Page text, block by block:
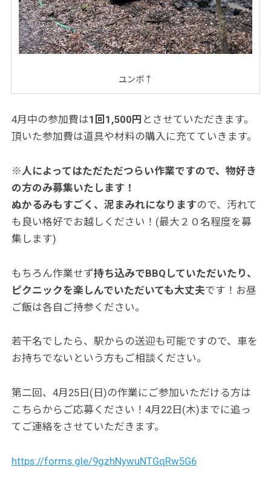
ユンボ↑
4月中の参加費は1回1,500円 とさせていただきます。
頂いた参加費は道具や材料の購入に充てていきます。
※人によってはただただつらい作業ですので、物好き
の方のみ募集いたします！
ぬかるみもすごく、泥 まみれになりますので、汚れて
も良い格好でお越しください！(最大２０名程度を募
集します)
もちろん作業せず持ち込みでBBQしていただいたり、
ピクニックを楽しんでいただいても大丈夫です！お昼
ご飯は各自ご持参ください。
若干名でしたら、駅からの送迎も可能ですので、車を
お持ちでないという方もご相談ください。
第二回、4月25日(日)の作業にご参加いただける方は
こちらからご応募ください！4月22日(木)までに追っ
てご連絡をさせていただきます。
https://forms.gle/9gzhNywuNTGqRw5G6